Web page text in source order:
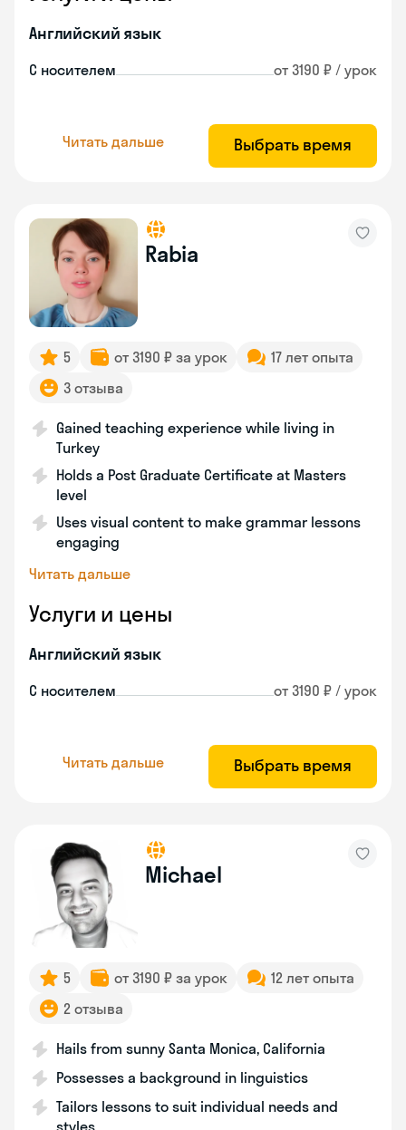
Английский язык
С носителем от 3190 ₽ / урок
Читать дальше Выбрать время
Rabia
5 от 3190 ₽ за урок
17 лет опыта
3 отзыва
Gained teaching experience while living in
Turkey
Holds a Post Graduate Certificate at Masters
level
Uses visual content to make grammar lessons
engaging
Читать дальше
Услуги и цены
Английский язык
С носителем от 3190 ₽ / урок
Читать дальше Выбрать время
Michael
5 от 3190 ₽ за урок
12 лет опыта
2 отзыва
Hails from sunny Santa Monica, California
Possesses a background in linguistics
Tailors lessons to suit individual needs and
styles